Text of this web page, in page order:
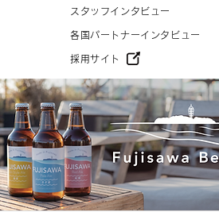
スタッフインタビュー
各国パートナーインタビュー
採用サイト